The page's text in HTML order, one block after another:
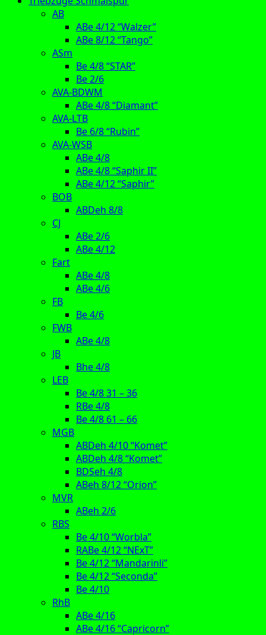
AB
ABe 4/12 “Walzer”
ABe 8/12 “Tango”
ASm
Be 4/8 “STAR”
Be 2/6
AVA-BDWM
ABe 4/8 “Diamant”
AVA-LTB
Be 6/8 “Rubin”
AVA-WSB
ABe 4/8
ABe 4/8 “Saphir II”
ABe 4/12 “Saphir”
BOB
ABDeh 8/8
CJ
ABe 2/6
ABe 4/12
Fart
ABe 4/8
ABe 4/6
FB
Be 4/6
FWB
ABe 4/8
JB
Bhe 4/8
LEB
Be 4/8 31 – 36
RBe 4/8
Be 4/8 61 – 66
MGB
ABDeh 4/10 “Komet”
ABDeh 4/8 “Komet”
BDSeh 4/8
ABeh 8/12 “Orion”
MVR
ABeh 2/6
RBS
Be 4/10 “Worbla”
RABe 4/12 “NExT”
Be 4/12 “Mandarinli”
Be 4/12 “Seconda”
Be 4/10
RhB
ABe 4/16
ABe 4/16 “Capricorn”